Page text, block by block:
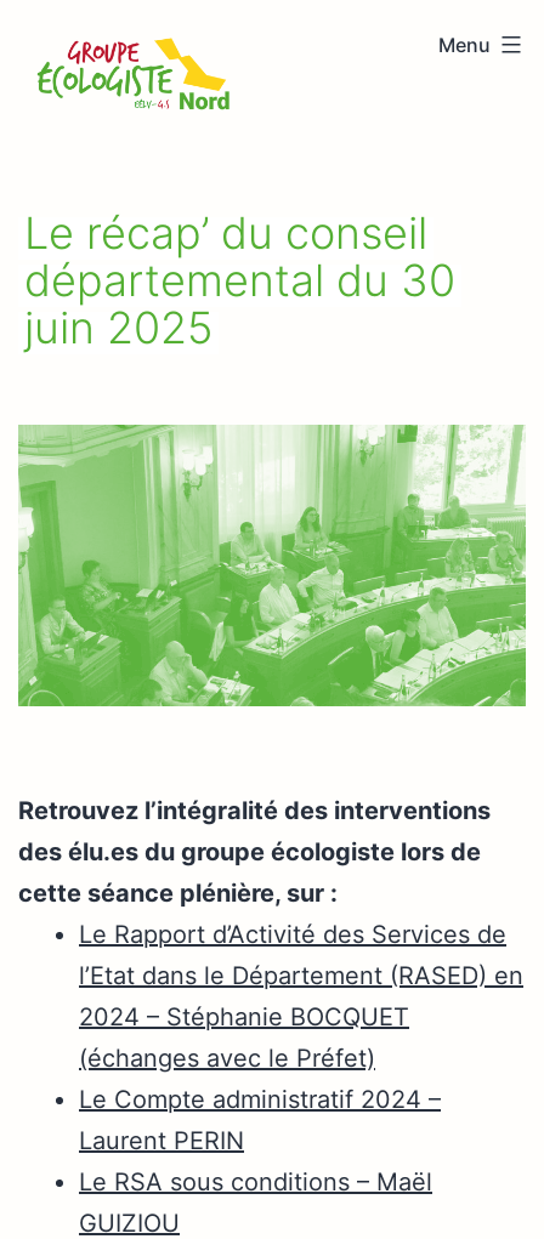
contenu
Groupe
Menu
Le récap’ du conseil
départemental du 30
juin 2025
Retrouvez l’intégralité des interventions
des élu.es du groupe écologiste lors de
cette séance plénière, sur :
Le Rapport d’Activité des Services de
l’Etat dans le Département (RASED) en
2024 – Stéphanie BOCQUET
(échanges avec le Préfet)
Le Compte administratif 2024 –
Laurent PERIN
Le RSA sous conditions – Maël
GUIZIOU